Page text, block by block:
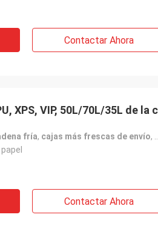
nos estamos
calidad y
Contactar Ahora
XPS, VIP, 50L/70L/35L de la
fría, cajas más frescas de envío,
Contactar Ahora